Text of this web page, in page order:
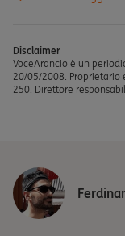
Disclaimer
VoceArancio è un
20/05/2008. Proprietario
250. Direttore